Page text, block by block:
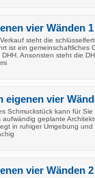
vier Wänden 1
steht die
ist ein gemeinschaftliches
Ansonsten steht die
eigenen vier
Schmuckstück kann für
geplante
in ruhiger Umgebung
vier Wänden 2